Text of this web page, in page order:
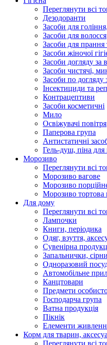
Переглянути всі
Дезодоранти
Засоби для
Засоби для волосся
Засоби для прання
Засоби жіночої
Засоби догляду за
Засоби чистячі,
Засоби по
Інсектициди та
Контрацептиви
Засоби косметичні
Мило
Освіжувачі повітря
Паперова група
Антистатичні
Гель-душ, піна для
Морозиво
Переглянути всі
Морозиво вагове
Морозиво
Морозиво тортова
Для дому
Переглянути всі
Лампочки
Книги, періодика
Одяг, взуття,
Сувенірна
Запальнички,
Одноразовий
Автомобільне
Канцтовари
Предмети
Господарча група
Ватна продукція
Пікнік
Елементи
Корм для тварин,
Переглянути всі